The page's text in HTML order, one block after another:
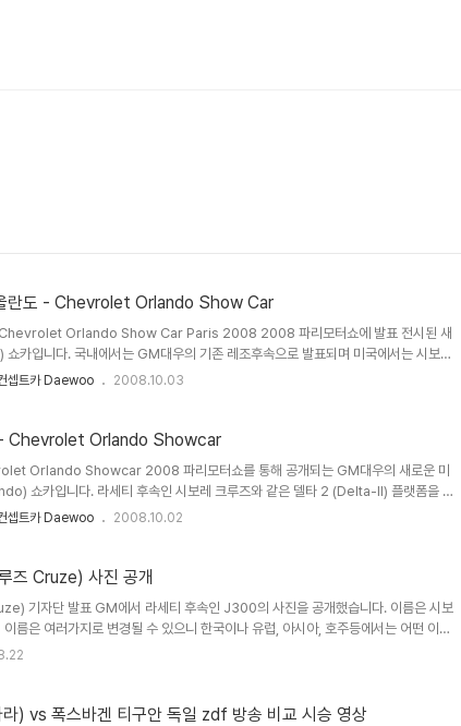
란도 - Chevrolet Orlando Show Car
Chevrolet Orlando Show Car Paris 2008 2008 파리모터쇼에 발표 전시된 새
카입니다. 국내에서는 GM대우의 기존 레조후속으로 발표되며 미국에서는 시보레
후속인 시보레 크루즈와 같은 델타 2 (Delta-II) 플랫폼을 사용했지만 휠베이스가
카 공개..
셉트카 Daewoo 2008.10.03
- Chevrolet Orlando Showcar
Orlando Showcar 2008 파리모터쇼를 통해 공개되는 GM대우의 새로운 미
쇼카입니다. 라세티 후속인 시보레 크루즈와 같은 델타 2 (Delta-II) 플랫폼을 사
길고 전후 트레드는 앞 40mm, 뒤 30mm가 넓게 설계가 되었습니다. 7인승 형
전통적 ..
셉트카 Daewoo 2008.10.02
GM대우 라세티 후속 J300 (크루즈 Cruze) 사진 공개
기자단 발표 GM에서 라세티 후속인 J300의 사진을 공개했습니다. 이름은 시보
름은 여러가지로 변경될 수 있으니 한국이나 유럽, 아시아, 호주등에서는 어떤 이름
다. GM의 글로벌 델타2 플랫폼을 사용했으며 GM대우에서 개발에 많은 부분을 참
4기통 16밸브 1.6리터 112마력 버전과 1..
) vs 폭스바겐 티구안 독일 zdf 방송 비교 시승 영상